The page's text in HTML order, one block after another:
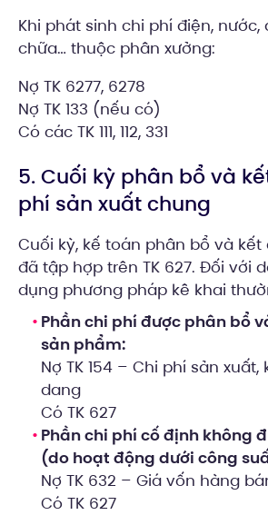
Khi phát sinh chi phí điện, nước,
chữa… thuộc phân xưởng:
Nợ TK 6277, 6278
Nợ TK 133 (nếu có)
Có các TK 111, 112, 331
5. Cuối kỳ phân bổ và
phí sản xuất chung
Cuối kỳ, kế toán phân bổ và
đã tập hợp trên TK 627. Đối với
dụng phương pháp kê khai
Phần chi phí được phân bổ
sản phẩm:
Nợ TK 154 – Chi phí sản
dang
Có TK 627
Phần chi phí cố định không
(do hoạt động dưới công
Nợ TK 632 – Giá vốn hàng
Có TK 627